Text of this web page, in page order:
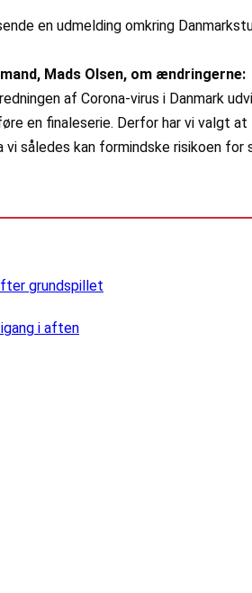
en udmelding omkring
Mads Olsen, om ændringerne:
af Corona-virus i Danmark
en finaleserie. Derfor har vi valgt
således kan formindske risikoen for
grundspillet
i aften